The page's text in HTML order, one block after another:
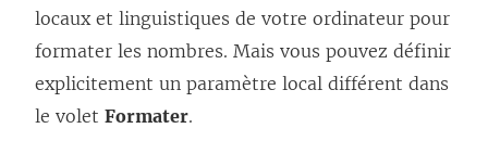
locaux et linguistiques de votre ordinateur pour
formater les nombres. Mais vous pouvez définir
explicitement un paramètre local différent dans
le volet Formater.